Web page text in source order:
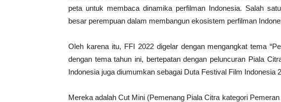
peta untuk membaca dinamika perfilman Indonesia. Salah
besar perempuan dalam membangun ekosistem perfilman
Oleh karena itu, FFI 2022 digelar dengan mengangkat tema
dengan tema tahun ini, bertepatan dengan peluncuran Piala
Indonesia juga diumumkan sebagai Duta Festival Film Indonesia
Mereka adalah Cut Mini (Pemenang Piala Citra kategori